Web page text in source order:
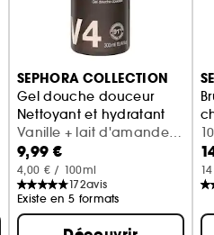
SEPHORA COLLECTION
Gel douche douceur
Nettoyant et hydratant
Vanille + lait d'amande
(300 ml)
9,99 €
4,00 € / 100ml
172avis
Existe en 5 formats